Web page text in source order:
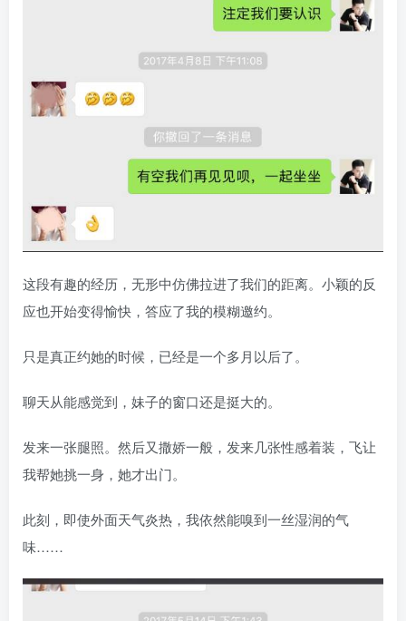
这段有趣的经历，无形中仿佛拉进了我们的距离。小颖的反
应也开始变得愉快，答应了我的模糊邀约。
只是真正约她的时候，已经是一个多月以后了。
聊天从能感觉到，妹子的窗口还是挺大的。
发来一张腿照。然后又撒娇一般，发来几张性感着装，飞让
我帮她挑一身，她才出门。
此刻，即使外面天气炎热，我依然能嗅到一丝湿润的气
味……